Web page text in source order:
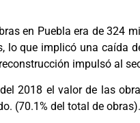
en Puebla era de 324
lo que implicó una caída
impulsó al
2018 el valor de las
(70.1% del total de obras).